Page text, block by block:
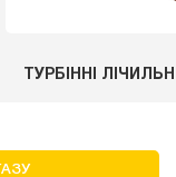
ТУРБІННІ